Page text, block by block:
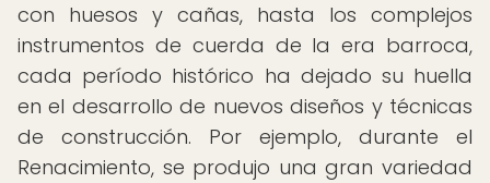
con huesos y cañas, hasta los complejos
instrumentos de cuerda de la era barroca,
cada período histórico ha dejado su huella
en el desarrollo de nuevos diseños y técnicas
de construcción. Por ejemplo, durante el
Renacimiento, se produjo una gran variedad